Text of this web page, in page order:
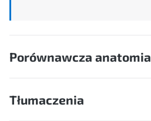
Porównawcza
Tłumaczenia